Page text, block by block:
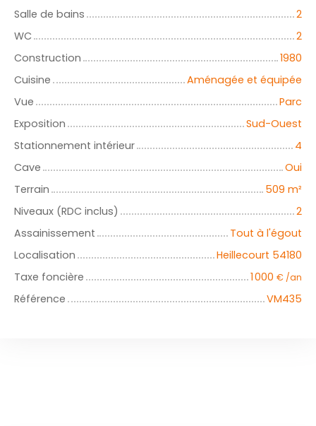
Salle de bains
2
WC
2
Construction
1980
Cuisine
Aménagée et équipée
Vue
Parc
Exposition
Sud-Ouest
Stationnement intérieur
4
Cave
Oui
Terrain
509 m²
Niveaux (RDC inclus)
2
Assainissement
Tout à l'égout
Localisation
Heillecourt 54180
Taxe foncière
1 000 € /an
Référence VM435